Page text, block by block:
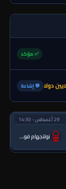
✅ مؤكد
💬 إشاعة
29 أغسطس - 14:30
نوتنجهام فورست